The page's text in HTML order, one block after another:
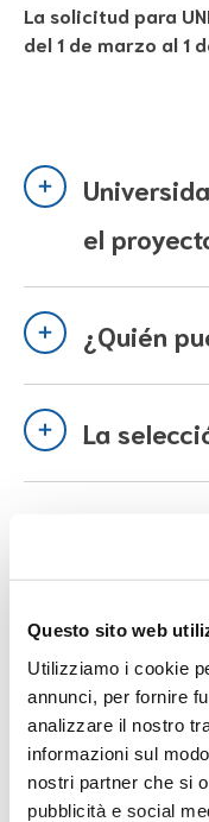
Questo sito web
Utilizziamo i cookie
annunci, per fornire
analizzare il nostro
informazioni sul
nostri partner che si
pubblicità e social
La solicitud para
del 1 de marzo al 1
el
¿Quién
La
Enlaces
Corredores
estudiantes
UNICORE
Vaya al enlace